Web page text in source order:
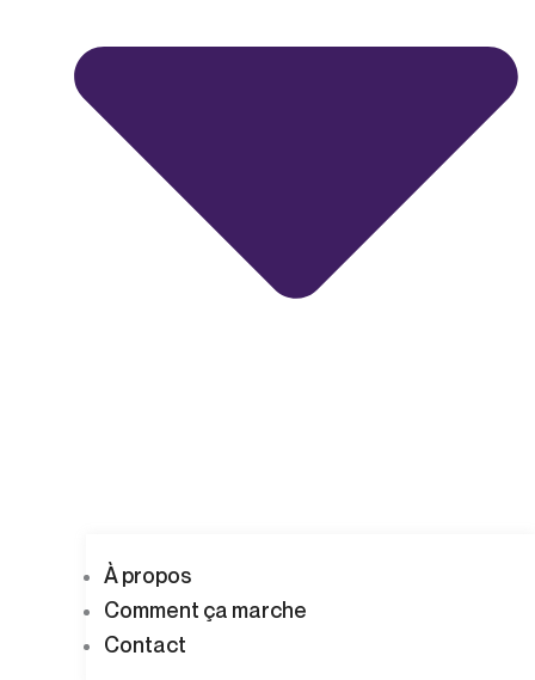
À propos
Comment ça marche
Contact